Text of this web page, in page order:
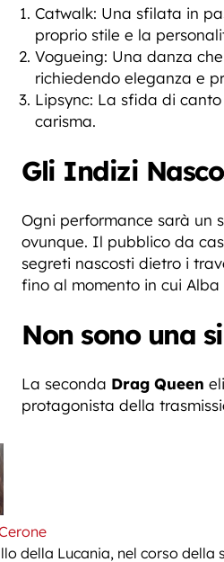
Catwalk: Una sfilata in
proprio stile e la
Vogueing: Una danza
richiedendo eleganza e
Lipsync: La sfida di
carisma.
Gli Indizi
Ogni performance sarà un
ovunque. Il pubblico da
segreti nascosti dietro i
fino al momento in cui
Non sono una
La seconda Drag Queen
protagonista della
della Lucania, nel corso